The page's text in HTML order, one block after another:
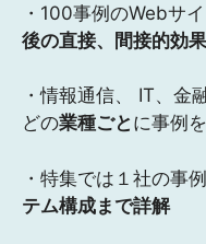
・100事例のWebサ
後の直接、間接的効果
・情報通信、 IT、金
どの業種ごと に事例
・特集では１社の事
テム構成まで詳解